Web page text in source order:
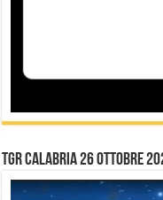
TGR Calabria 26 Ottobre
Video